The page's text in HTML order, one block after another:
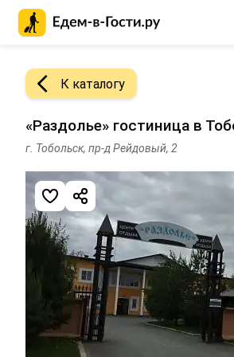
К каталогу
«Раздолье» гостиница в
г. Тобольск, пр-д Рейдовый, 2